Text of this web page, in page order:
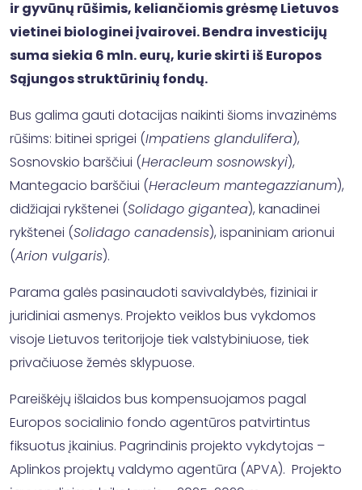
ir gyvūnų rūšimis, keliančiomis grėsmę Lietuvos
vietinei biologinei įvairovei. Bendra investicijų
suma siekia 6 mln. eurų, kurie skirti iš Europos
Sąjungos struktūrinių fondų.
Bus galima gauti dotacijas naikinti šioms invazinėms
rūšims: bitinei sprigei (Impatiens glandulifera),
Sosnovskio barščiui (Heracleum sosnowskyi),
Mantegacio barščiui (Heracleum mantegazzianum),
didžiajai rykštenei (Solidago gigantea), kanadinei
rykštenei (Solidago canadensis), ispaniniam arionui
(Arion vulgaris).
Parama galės pasinaudoti savivaldybės, fiziniai ir
juridiniai asmenys. Projekto veiklos bus vykdomos
visoje Lietuvos teritorijoje tiek valstybiniuose, tiek
privačiuose žemės sklypuose.
Pareiškėjų išlaidos bus kompensuojamos pagal
Europos socialinio fondo agentūros patvirtintus
fiksuotus įkainius. Pagrindinis projekto vykdytojas –
Aplinkos projektų valdymo agentūra (APVA). Projekto